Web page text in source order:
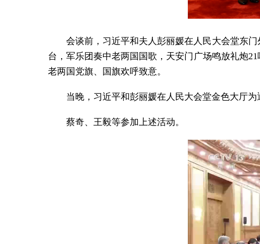
会谈前，习近平和夫人彭丽媛在人民大会堂东
台，军乐团奏中老两国国歌，天安门广场鸣放礼炮
老两国党旗、国旗欢呼致意。
当晚，习近平和彭丽媛在人民大会堂金色大厅为
蔡奇、王毅等参加上述活动。